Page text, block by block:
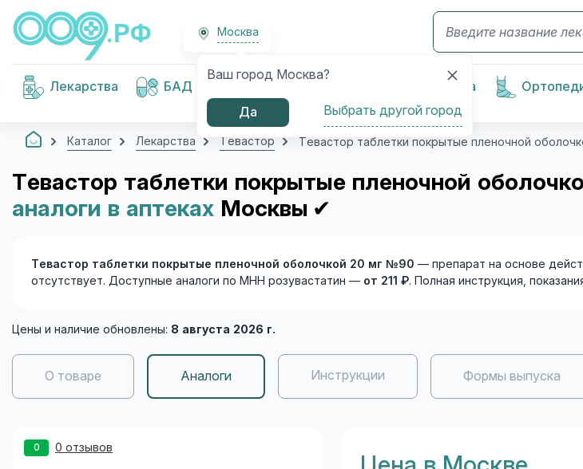
Москва
Ваш город Москва?
Да Выбрать другой город
Лекарства БАД
Медицинские
изделия
Косметика
Каталог Лекарства Тевастор Тевастор таблетки покрытые пленочной
Тевастор таблетки покрытые пленочной
аналоги в аптеках Москвы ✔
Тевастор таблетки покрытые пленочной оболочкой 20 мг №90 — препарат на основе
отсутствует. Доступные аналоги по МНН розувастатин — от 211 ₽. Полная инструкция,
Цены и наличие обновлены: 8 августа 2026 г.
О товаре Аналоги Инструкции Формы выпуска
0 0 отзывов